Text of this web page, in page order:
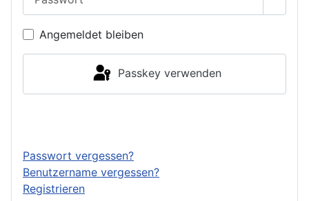
Angemeldet bleiben
Passkey verwenden
Passwort vergessen?
Benutzername vergessen?
Registrieren